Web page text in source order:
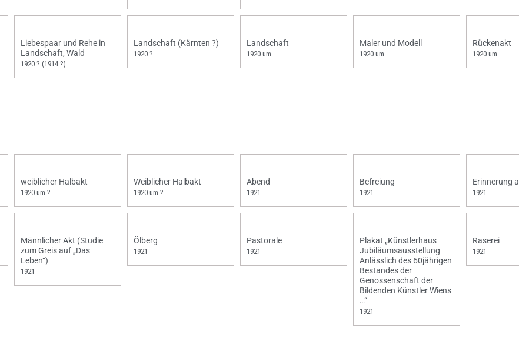
Liebespaar und Rehe in
Landschaft, Wald
1920 ? (1914 ?)
Landschaft (Kärnten ?)
1920 ?
Landschaft
1920 um
Maler und Modell
1920 um
Rückenakt
1920 um
weiblicher Halbakt
1920 um ?
Weiblicher Halbakt
1920 um ?
Abend
1921
Befreiung
1921
Erinnerung
1921
Männlicher Akt (Studie
zum Greis auf „Das
Leben“)
1921
Ölberg
1921
Pastorale
1921
Plakat „Künstlerhaus
Jubiläumsausstellung
Anlässlich des 60jährigen
Bestandes der
Genossenschaft der
Bildenden Künstler Wiens
…“
1921
Raserei
1921